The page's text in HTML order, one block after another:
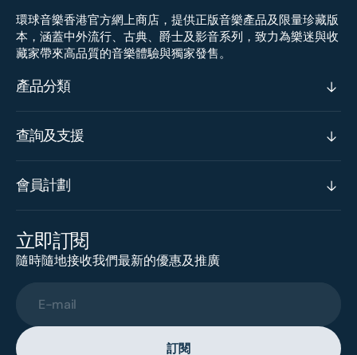
環球音樂香港官方網上商店，提供正版音樂產品及限量珍藏版
本，涵蓋中外流行、古典、爵士及影音系列，致力為樂迷與收
藏家帶來高品質的音樂體驗與獨家發售。
產品分類
查詢及支援
會員計劃
立即訂閱
隨時隨地接收我們最新的優惠及推廣
E-mail
訂閱